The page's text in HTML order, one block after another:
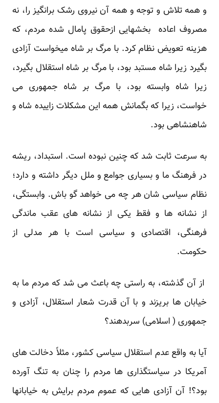
و همه تلاش و توجه و همه آن نیروی رشک برانگیز را، نه
مصروف اعاده بخشهایی ازحقوق پامال شده مردم، که
هزینه تعویض نظام کرد. با مرگ بر شاه میخواست آزادی
بگیرد زیرا شاه مستبد بود، با مرگ بر شاه استقلال بگیرد،
زیرا شاه وابسته بود، با مرگ بر شاه جمهوری می
خواست، زیرا که بگمانش همه این مشکلات زاییده شاه و
شاهنشاهی بود.
به سرعت ثابت شد که چنین نبوده است. استبداد، ریشه
در فرهنگ ما و بسیاری جوامع و ملل دیگر داشته و دارد؛
نظام سیاسی شان هر چه می خواهد گو باش. وابستگی،
از نشانه ها و فقط یکی از نشانه های عقب ماندگی
فرهنگی، اقتصادی و سیاسی است با هر مدلی از
حکومت.
از آن گذشته، به راستی چه باعث می شد که مردم ما به
خیابان ها بریزند و با آن قدرت شعار استقلال، آزادی و
جمهوری ( اسلامی) سربدهند؟
آیا به واقع عدم استقلال سیاسی کشور، مثلاً دخالت های
آمریکا در سیاستگذاری ها مردم را چنان به تنگ آورده
بود؟! آن آزادی هایی که عموم مردم برایش به خیابانها